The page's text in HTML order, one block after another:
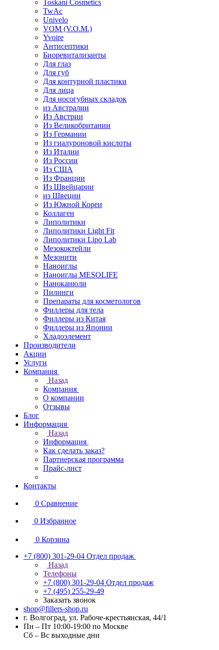
Toskani Cosmetics
TwAc
Univelo
VOM (V.O.M.)
Yvoire
Антисептики
Биоревитализанты
Для глаз
Для губ
Для контурной пластики
Для лица
Для носогубных складок
из Австралии
Из Австрии
Из Великобритании
Из Германии
Из гиалуроновой кислоты
Из Италии
Из России
Из США
Из Франции
Из Швейцарии
из Швеции
Из Южной Кореи
Коллаген
Липолитики
Липолитики Light Fit
Липолитики Lipo Lab
Мезококтейли
Мезонити
Наноиглы
Наноиглы MESOLIFE
Наноканюли
Пилинги
Препараты для косметологов
Филлеры для тела
Филлеры из Китая
Филлеры из Японии
Хладоэлемент
Производители
Акции
Услуги
Компания
Назад
Компания
О компании
Отзывы
Блог
Информация
Назад
Информация
Как сделать заказ?
Партнерская программа
Прайс-лист
Контакты
0 Сравнение
0 Избранное
0 Корзина
+7 (800) 301-29-04 Отдел продаж
Назад
Телефоны
+7 (800) 301-29-04 Отдел продаж
+7 (495) 255-29-49
Заказать звонок
shop@fillers-shop.ru
г. Волгоград, ул. Рабоче-крестьянская, 44/1
Пн – Пт 10:00-19:00 по Москве
Сб – Вс выходные дни